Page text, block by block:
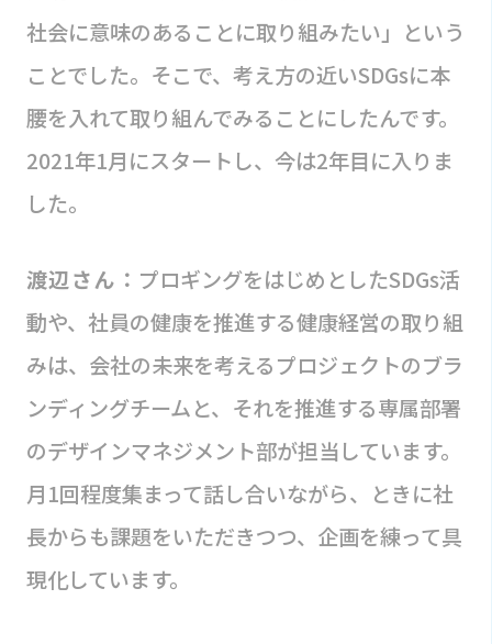
社会に意味のあることに取り組みたい」という
ことでした。そこで、考え方の近いSDGsに本
腰を入れて取り組んでみることにしたんです。
2021年1月にスタートし、今は2年目に入りま
した。
渡辺さん： プロギングをはじめとしたSDGs活
動や、社員の健康を推進する健康経営の取り組
みは、会社の未来を考えるプロジェクトのブラ
ンディングチームと、それを推進する専属部署
のデザインマネジメント部が担当しています。
月1回程度集まって話し合いながら、ときに社
長からも課題をいただきつつ、企画を練って具
現化しています。